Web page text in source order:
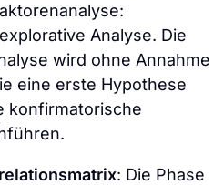
Analyse. Die
wird ohne Annahme
eine erste Hypothese
konfirmatorische
: Die Phase